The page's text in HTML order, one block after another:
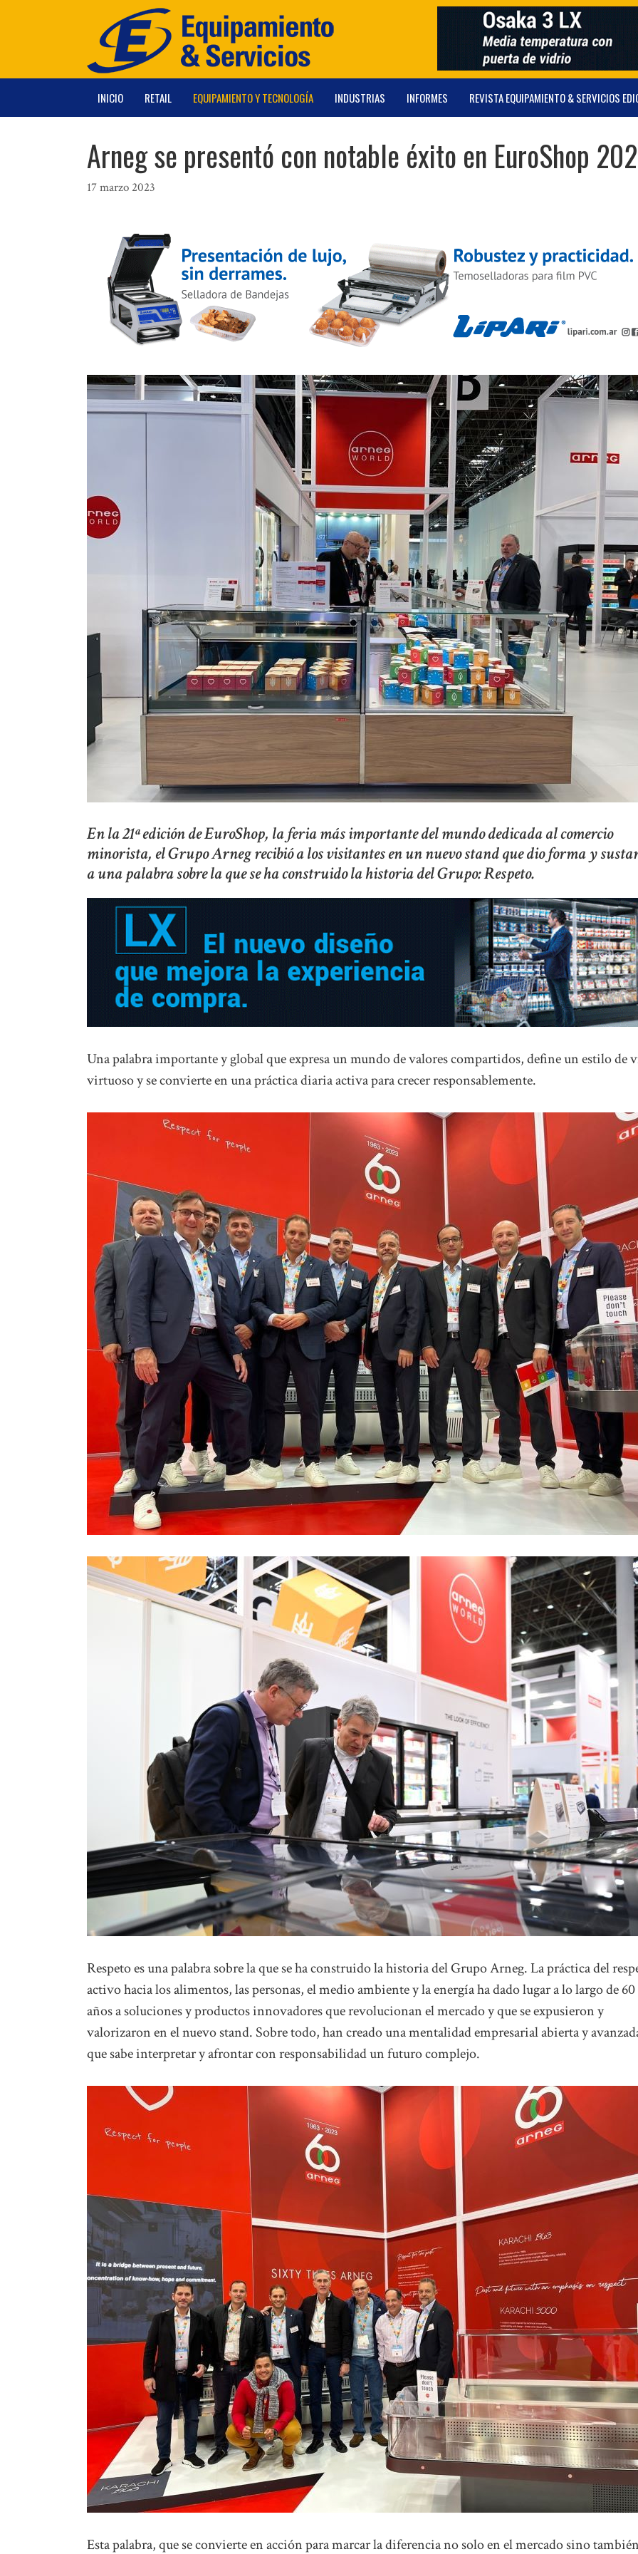
INICIO RETAIL EQUIPAMIENTO Y TECNOLOGÍA INDUSTRIAS INFORMES REVISTA EQUIPAMIENTO & SERVICIOS
Arneg se presentó con notable éxito en EuroShop
17 marzo 2023
En la 21ª edición de EuroShop, la feria más importante del mundo dedicada al comercio
minorista, el Grupo Arneg recibió a los visitantes en un nuevo stand que dio forma y
a una palabra sobre la que se ha construido la historia del Grupo: Respeto.
Una palabra importante y global que expresa un mundo de valores compartidos, define un estilo de
virtuoso y se convierte en una práctica diaria activa para crecer responsablemente.
Respeto es una palabra sobre la que se ha construido la historia del Grupo Arneg. La práctica del
activo hacia los alimentos, las personas, el medio ambiente y la energía ha dado lugar a lo largo de 60
años a soluciones y productos innovadores que revolucionan el mercado y que se expusieron y
valorizaron en el nuevo stand. Sobre todo, han creado una mentalidad empresarial abierta y
que sabe interpretar y afrontar con responsabilidad un futuro complejo.
Esta palabra, que se convierte en acción para marcar la diferencia no solo en el mercado sino